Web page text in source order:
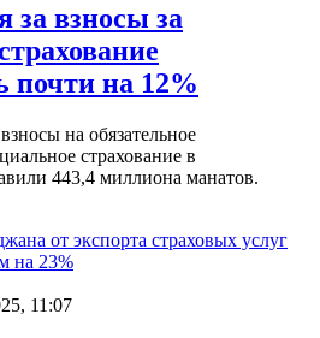
за взносы за
почти на 12%
на обязательное
страхование в
443,4 миллиона манатов.
11:07